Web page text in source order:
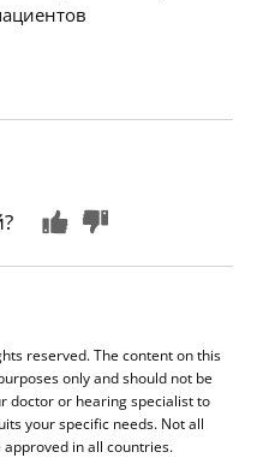
reserved. The content on this
only and should not be
doctor or hearing specialist to
your specific needs. Not all
in all countries.